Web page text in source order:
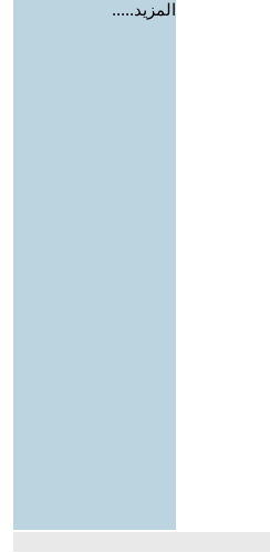
المزيد.....